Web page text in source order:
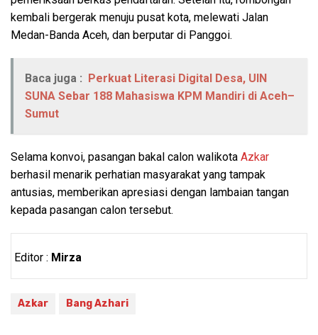
kembali bergerak menuju pusat kota, melewati Jalan
Medan-Banda Aceh, dan berputar di Panggoi.
Baca juga : Perkuat Literasi Digital Desa, UIN
SUNA Sebar 188 Mahasiswa KPM Mandiri di Aceh–
Sumut
Selama konvoi, pasangan bakal calon walikota Azkar
berhasil menarik perhatian masyarakat yang tampak
antusias, memberikan apresiasi dengan lambaian tangan
kepada pasangan calon tersebut.
Editor : Mirza
Azkar Bang Azhari